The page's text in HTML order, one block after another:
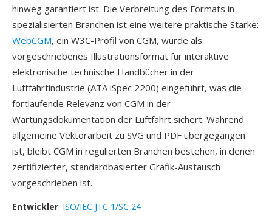
hinweg garantiert ist. Die Verbreitung des Formats in
spezialisierten Branchen ist eine weitere praktische Stärke:
WebCGM, ein W3C-Profil von CGM, wurde als
vorgeschriebenes Illustrationsformat für interaktive
elektronische technische Handbücher in der
Luftfahrtindustrie (ATA iSpec 2200) eingeführt, was die
fortlaufende Relevanz von CGM in der
Wartungsdokumentation der Luftfahrt sichert. Während
allgemeine Vektorarbeit zu SVG und PDF übergegangen
ist, bleibt CGM in regulierten Branchen bestehen, in denen
zertifizierter, standardbasierter Grafik-Austausch
vorgeschrieben ist.
Entwickler: ISO/IEC JTC 1/SC 24